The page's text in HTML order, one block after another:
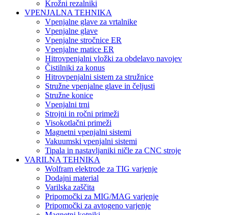
Krožni rezalniki
VPENJALNA TEHNIKA
Vpenjalne glave za vrtalnike
Vpenjalne glave
Vpenjalne stročnice ER
Vpenjalne matice ER
Hitrovpenjalni vložki za obdelavo navojev
Čistilniki za konus
Hitrovpenjalni sistem za stružnice
Stružne vpenjalne glave in čeljusti
Stružne konice
Vpenjalni trni
Strojni in ročni primeži
Visokotlačni primeži
Magnetni vpenjalni sistemi
Vakuumski vpenjalni sistemi
Tipala in nastavljaniki ničle za CNC stroje
VARILNA TEHNIKA
Wolfram elektrode za TIG varjenje
Dodajni material
Varilska zaščita
Pripomočki za MIG/MAG varjenje
Pripomočki za avtogeno varjenje